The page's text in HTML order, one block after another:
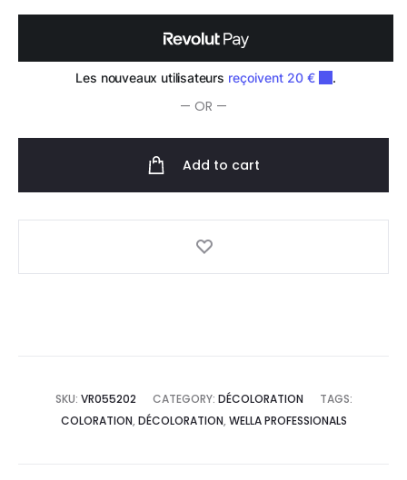
800g
— OR —
Add to cart
SKU: VR055202 CATEGORY: DÉCOLORATION
TAGS:
COLORATION, DÉCOLORATION, WELLA PROFESSIONALS